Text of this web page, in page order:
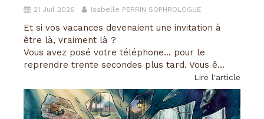
21 Juil 2026 Isabelle PERRIN SOPHROLOGUE
Et si vos vacances devenaient une invitation à
être là, vraiment là ?
Vous avez posé votre téléphone... pour le
reprendre trente secondes plus tard. Vous ê...
Lire l'article